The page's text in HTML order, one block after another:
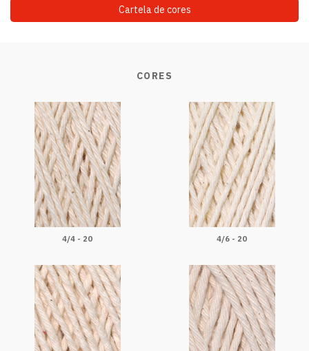
Cartela de cores
CORES
4/4 - 20 4/6 - 20